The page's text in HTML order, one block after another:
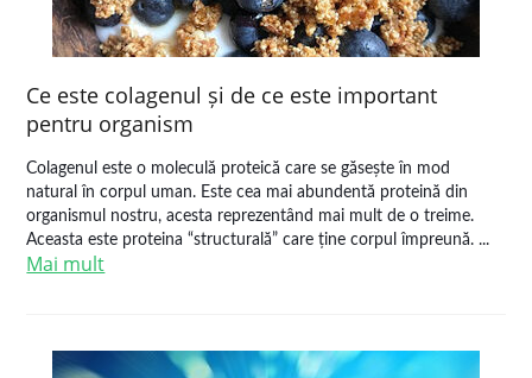
Ce este colagenul și de ce este important
pentru organism
Colagenul este o moleculă proteică care se găsește în mod
natural în corpul uman. Este cea mai abundentă proteină din
organismul nostru, acesta reprezentând mai mult de o treime.
Aceasta este proteina “structurală” care ține corpul împreună. ...
Mai mult